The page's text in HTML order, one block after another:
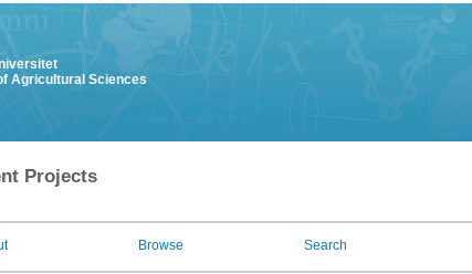
Agricultural Sciences
Projects
Browse Search